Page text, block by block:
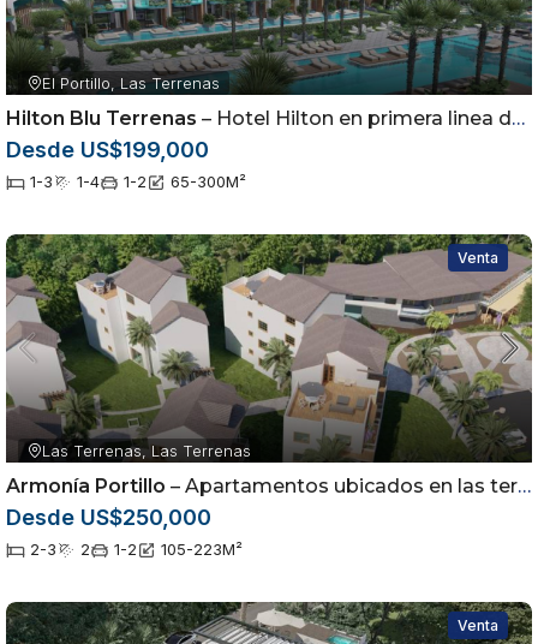
El Portillo, Las Terrenas
Hilton Blu Terrenas – Hotel Hilton en primera linea de playa en Las Terrenas, Saman
Desde US$199,000
1-3 1-4 1-2 65-300M²
Venta
Las Terrenas, Las Terrenas
Armonía Portillo – Apartamentos ubicados en las terrenas Samaná
Desde US$250,000
2-3 2 1-2 105-223M²
Venta